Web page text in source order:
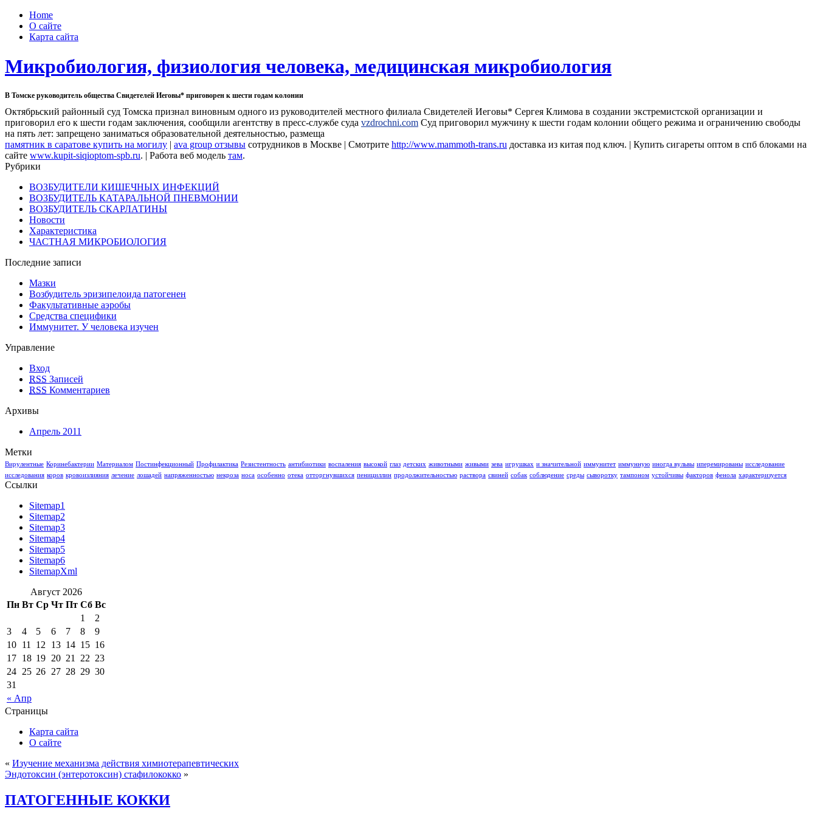
Home
О сайте
Карта сайта
Микробиология, физиология человека, медицинская микробиология
В Томске руководитель общества Свидетелей Иеговы* приговорен к шести годам колонии
Октябрьский районный суд Томска признал виновным одного из руководителей местного филиала Свидетелей Иеговы* Сергея Климова в создании экстремистской организации и
приговорил его к шести годам заключения, сообщили агентству в пресс-службе суда vzdrochni.com Суд приговорил мужчину к шести годам колонии общего режима и ограничению свободы
на пять лет: запрещено заниматься образовательной деятельностью, размеща
памятник в саратове купить на могилу | ava group отзывы сотрудников в Москве | Смотрите http://www.mammoth-trans.ru доставка из китая под ключ. | Купить сигареты оптом в спб блоками на
сайте www.kupit-siqioptom-spb.ru. | Работа веб модель там.
Рубрики
ВОЗБУДИТЕЛИ КИШЕЧНЫХ ИНФЕКЦИЙ
ВОЗБУДИТЕЛЬ КАТАРАЛЬНОЙ ПНЕВМОНИИ
ВОЗБУДИТЕЛЬ СКАРЛАТИНЫ
Новости
Характеристика
ЧАСТНАЯ МИКРОБИОЛОГИЯ
Последние записи
Мазки
Возбудитель эризипелоида патогенен
Факультативные аэробы
Средства специфики
Иммунитет. У человека изучен
Управление
Вход
RSS Записей
RSS Комментариев
Архивы
Апрель 2011
Метки
Вирулентные Коринебактерии Материалом Постинфекционный Профилактика Резистентность антибиотики воспаления высокой глаз детских животными живыми зева игрушках и значительной иммунитет иммунную иногда вульвы иперемированы исследование
исследования коров кровоизлияния лечение лошадей напряженностью некроза носа особенно отека отторгнувшихся пенициллин продолжительностью раствора свиней собак соблюдение среды сыворотку тампоном устойчивы факторов фенола характеризуется
Ссылки
Sitemap1
Sitemap2
Sitemap3
Sitemap4
Sitemap5
Sitemap6
SitemapXml
Август 2026
Пн Вт Ср Чт Пт Сб Вс
« Апр
1
2
3
4 5 6 7 8
9
10 11 12 13 14 15 16
17 18 19 20 21 22 23
24 25 26 27 28 29 30
31
Страницы
Карта сайта
О сайте
« Изучение механизма действия химиотерапевтических
Эндотоксин (энтеротоксин) стафилококко »
ПАТОГЕННЫЕ КОККИ